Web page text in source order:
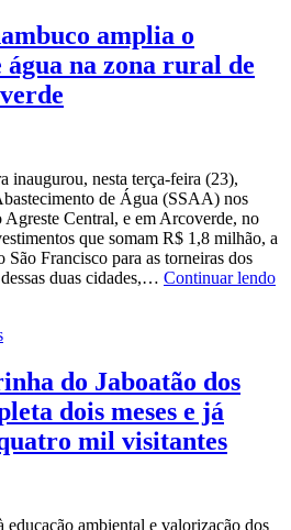
João
Campos
faz
amplia o
água na zona rural de
inaugurou, nesta terça-feira (23),
de Água (SSAA) nos
Central, e em Arcoverde, no
que somam R$ 1,8 milhão, a
Francisco para as torneiras dos
duas cidades,… Continuar lendo
do Jaboatão dos
dois meses e já
mil visitantes
ambiental e valorização dos